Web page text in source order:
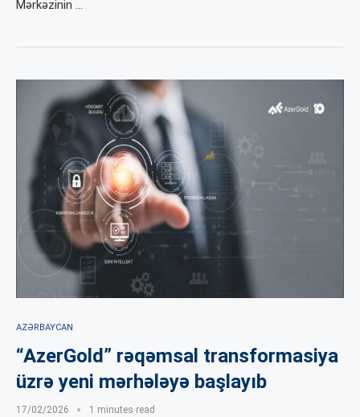
Mərkəzinin …
AZƏRBAYCAN
“AzerGold” rəqəmsal transformasiya
üzrə yeni mərhələyə başlayıb
17/02/2026 1 minutes read